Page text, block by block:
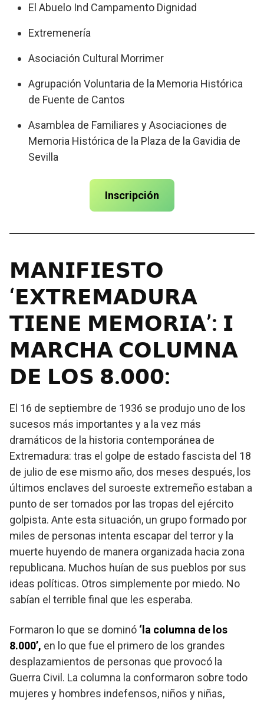
El Abuelo Ind Campamento Dignidad
Extremenería
Asociación Cultural Morrimer
Agrupación Voluntaria de la Memoria Histórica
de Fuente de Cantos
Asamblea de Familiares y Asociaciones de
Memoria Histórica de la Plaza de la Gavidia de
Sevilla
Inscripción
𝗠𝗔𝗡𝗜𝗙𝗜𝗘𝗦𝗧𝗢
‘𝗘𝗫𝗧𝗥𝗘𝗠𝗔𝗗𝗨𝗥𝗔
𝗧𝗜𝗘𝗡𝗘 𝗠𝗘𝗠𝗢𝗥𝗜𝗔’: 𝗜
𝗠𝗔𝗥𝗖𝗛𝗔 𝗖𝗢𝗟𝗨𝗠𝗡𝗔
𝗗𝗘 𝗟𝗢𝗦 𝟴.𝟬𝟬𝟬:
El 16 de septiembre de 1936 se produjo uno de los
sucesos más importantes y a la vez más
dramáticos de la historia contemporánea de
Extremadura: tras el golpe de estado fascista del 18
de julio de ese mismo año, dos meses después, los
últimos enclaves del suroeste extremeño estaban a
punto de ser tomados por las tropas del ejército
golpista. Ante esta situación, un grupo formado por
miles de personas intenta escapar del terror y la
muerte huyendo de manera organizada hacia zona
republicana. Muchos huían de sus pueblos por sus
ideas políticas. Otros simplemente por miedo. No
sabían el terrible final que les esperaba.
Formaron lo que se dominó ‘la columna de los
8.000’, en lo que fue el primero de los grandes
desplazamientos de personas que provocó la
Guerra Civil. La columna la conformaron sobre todo
mujeres y hombres indefensos, niños y niñas,